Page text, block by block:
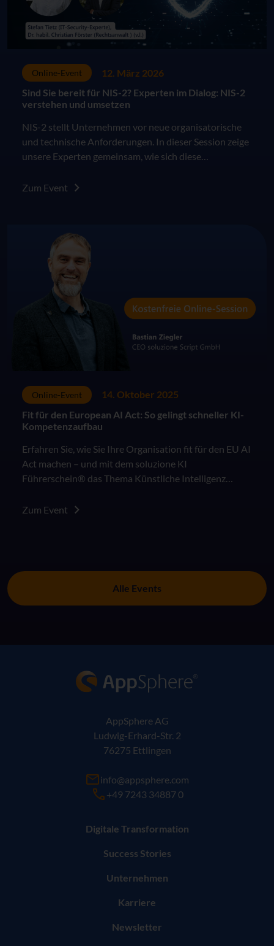
Online-Event
12. März 2026
Sind Sie bereit für NIS-2? Experten im Dialog: NIS-2
verstehen und umsetzen
NIS-2 stellt Unternehmen vor neue organisatorische
und technische Anforderungen. In dieser Session zeige
unsere Experten gemeinsam, wie sich diese
Zum Event
Online-Event
14. Oktober 2025
Fit für den European AI Act: So gelingt schneller KI-
Kompetenzaufbau
Erfahren Sie, wie Sie Ihre Organisation fit für den EU AI
Act machen – und mit dem soluzione KI
Führerschein® das Thema Künstliche Intelligenz
Arbeitskultur integrieren.
Zum Event
Alle Events
AppSphere IT-Lösungsanbieter
AppSphere AG
Ludwig-Erhard-Str. 2
76275 Ettlingen
info@appsphere.com
+49 7243 34887 0
Digitale Transformation
Success Stories
Unternehmen
Karriere
Newsletter